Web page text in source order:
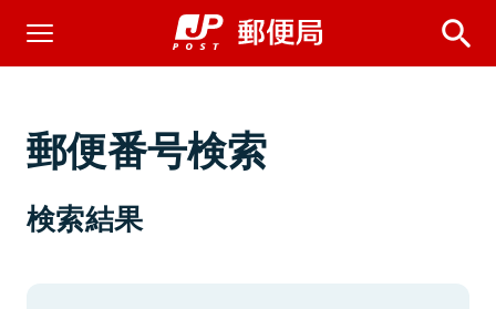
郵便番号検索
検索結果